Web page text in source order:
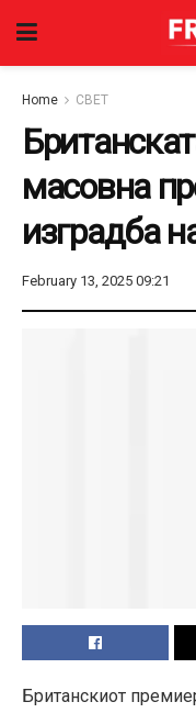
Home СВЕТ
масовна
изградба
February 13, 2025 09:21
Британскиот